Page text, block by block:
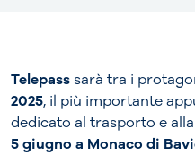
Telepass sarà tra i
2025, il più importante
dedicato al trasporto e
5 giugno a Monaco di